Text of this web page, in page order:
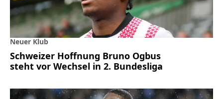
Neuer Klub
Schweizer Hoffnung Bruno Ogbus
steht vor Wechsel in 2. Bundesliga